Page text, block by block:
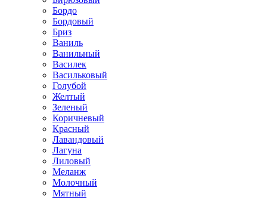
Бордо
Бордовый
Бриз
Ваниль
Ванильный
Василек
Васильковый
Голубой
Желтый
Зеленый
Коричневый
Красный
Лавандовый
Лагуна
Лиловый
Меланж
Молочный
Мятный